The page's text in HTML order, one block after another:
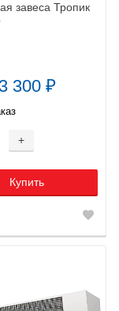
завеса Тропик
300 ₽
+
Купить